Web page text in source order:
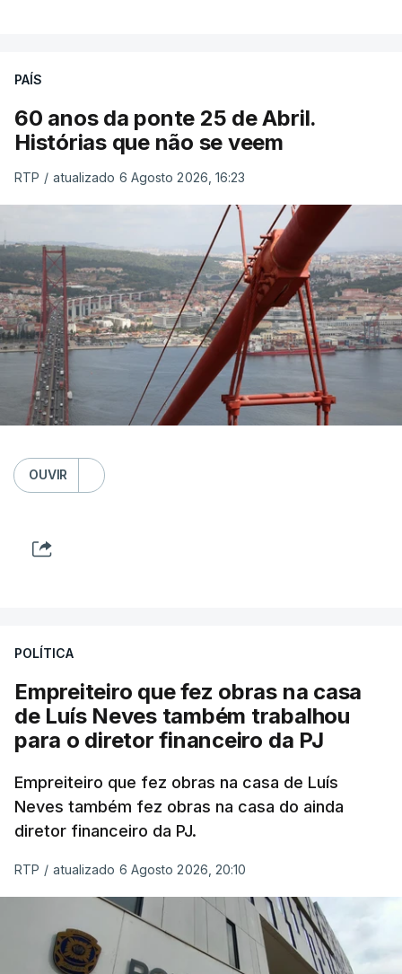
PAÍS
60 anos da ponte 25 de Abril.
Histórias que não se veem
RTP / atualizado 6 Agosto 2026, 16:23
OUVIR
POLÍTICA
Empreiteiro que fez obras na casa
de Luís Neves também trabalhou
para o diretor financeiro da PJ
Empreiteiro que fez obras na casa de Luís
Neves também fez obras na casa do ainda
diretor financeiro da PJ.
RTP / atualizado 6 Agosto 2026, 20:10